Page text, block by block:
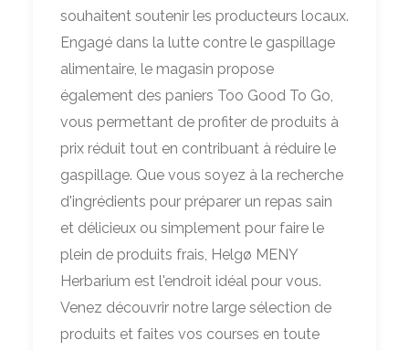
souhaitent soutenir les producteurs locaux.
Engagé dans la lutte contre le gaspillage
alimentaire, le magasin propose
également des paniers Too Good To Go,
vous permettant de profiter de produits à
prix réduit tout en contribuant à réduire le
gaspillage. Que vous soyez à la recherche
d'ingrédients pour préparer un repas sain
et délicieux ou simplement pour faire le
plein de produits frais, Helgø MENY
Herbarium est l'endroit idéal pour vous.
Venez découvrir notre large sélection de
produits et faites vos courses en toute